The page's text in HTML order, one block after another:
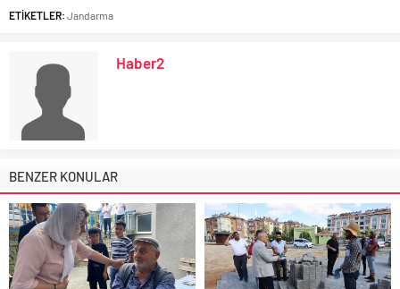
ETİKETLER: Jandarma
Haber2
BENZER KONULAR